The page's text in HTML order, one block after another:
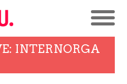
INTERNORGA